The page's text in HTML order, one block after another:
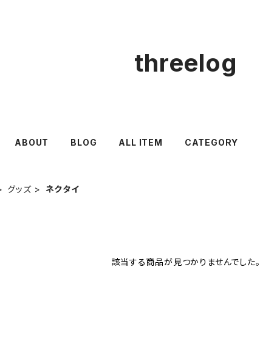
threelog
ABOUT BLOG ALL ITEM CATEGORY
グッズ ネクタイ
該当する商品が見つかりませんでした。